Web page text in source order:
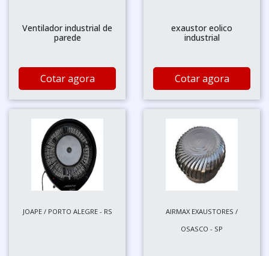
Ventilador industrial de
parede
Cotar agora
exaustor eolico
industrial
Cotar agora
JOAPE / PORTO ALEGRE - RS
AIRMAX EXAUSTORES /
OSASCO - SP